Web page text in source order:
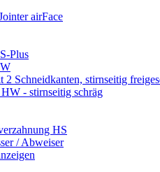
airFace
Plus
Schneidkanten, stirnseitig
- stirnseitig schräg
HS
/ Abweiser